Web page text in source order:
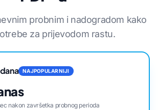
probnim i nadogradom kako
za prijevodom rastu.
NAJPOPULARNIJI
nakon završetka probnog perioda